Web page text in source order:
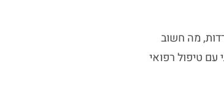
מה חשוב
עם טיפול רפואי